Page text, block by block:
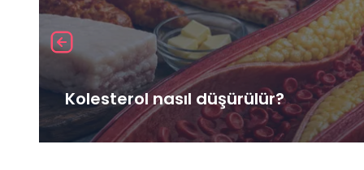
Kolesterol nasıl düşürülür?